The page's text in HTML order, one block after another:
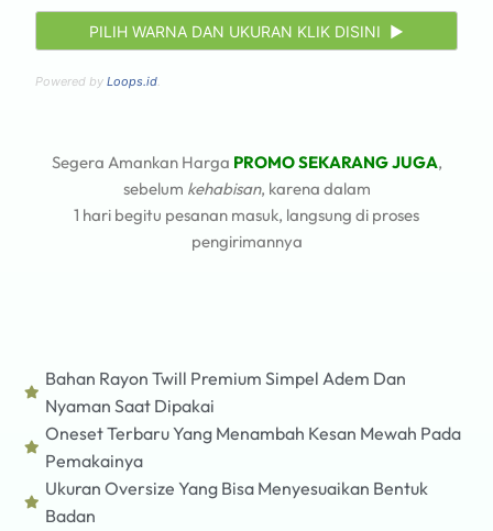
Powered by Loops.id.
Segera Amankan Harga PROMO SEKARANG JUGA,
sebelum kehabisan, karena dalam
1 hari begitu pesanan masuk, langsung di proses
pengirimannya
Bahan Rayon Twill Premium Simpel Adem Dan
Nyaman Saat Dipakai
Oneset Terbaru Yang Menambah Kesan Mewah Pada
Pemakainya
Ukuran Oversize Yang Bisa Menyesuaikan Bentuk
Badan